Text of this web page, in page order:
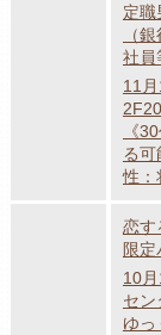
定
（
社員
11
《
る
性：
恋す
限
10
セン
ゆっ